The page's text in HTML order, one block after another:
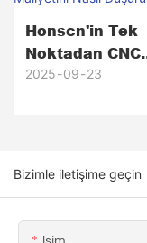
Honscn'in Tek
Noktadan CNC
Hizmeti: 3
Düşürüyor?
2025 09 23
Bizimle iletişime geçin